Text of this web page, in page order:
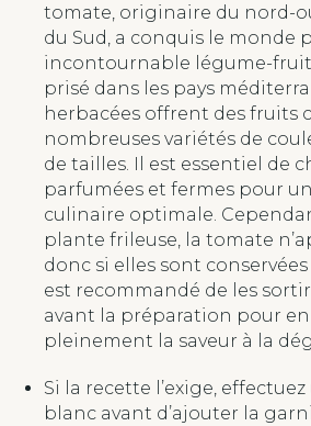
tomate, originaire du nord-
du Sud, a conquis le monde
incontournable légume-
prisé dans les pays
herbacées offrent des fruits
nombreuses variétés de
de tailles. Il est essentiel de
parfumées et fermes pour
culinaire optimale.
plante frileuse, la tomate
donc si elles sont
est recommandé de les
avant la préparation pour
pleinement la saveur à la
Si la recette l’exige,
blanc avant d’ajouter la